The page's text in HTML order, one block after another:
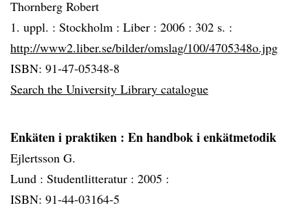
Thornberg Robert
1. uppl. : Stockholm : Liber : 2006 : 302 s. :
http://www2.liber.se/bilder/omslag/100/4705348o.jpg
ISBN: 91-47-05348-8
Search the University Library catalogue
Enkäten i praktiken : En handbok i enkätmetodik
Ejlertsson G.
Lund : Studentlitteratur : 2005 :
ISBN: 91-44-03164-5